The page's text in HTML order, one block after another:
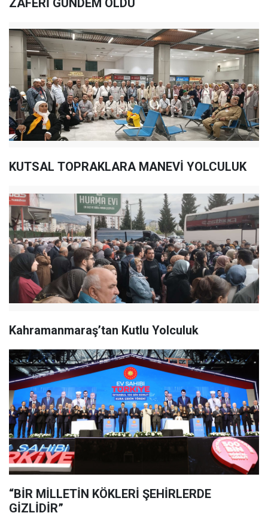
ZAFERİ GÜNDEM OLDU
KUTSAL TOPRAKLARA MANEVİ YOLCULUK
Kahramanmaraş’tan Kutlu Yolculuk
“BİR MİLLETİN KÖKLERİ ŞEHİRLERDE
GİZLİDİR”